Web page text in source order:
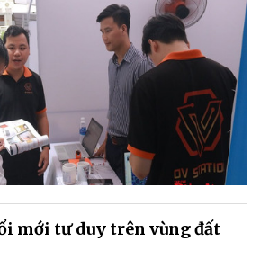
mới tư duy trên vùng đất